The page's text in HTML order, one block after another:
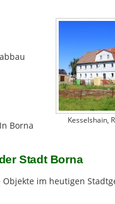
Kesselshain,
Borna
Stadt Borna
im heutigen